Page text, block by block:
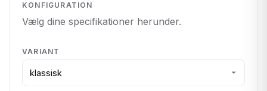
KONFIGURATION
Vælg dine specifikationer herunder.
VARIANT